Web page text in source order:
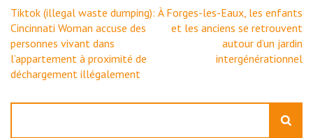
Navigation
de
l’article
Tiktok (illegal waste dumping):
Cincinnati Woman accuse des
personnes vivant dans
l’appartement à proximité de
déchargement illégalement
À Forges-les-Eaux, les enfants
et les anciens se retrouvent
autour d’un jardin
intergénérationnel